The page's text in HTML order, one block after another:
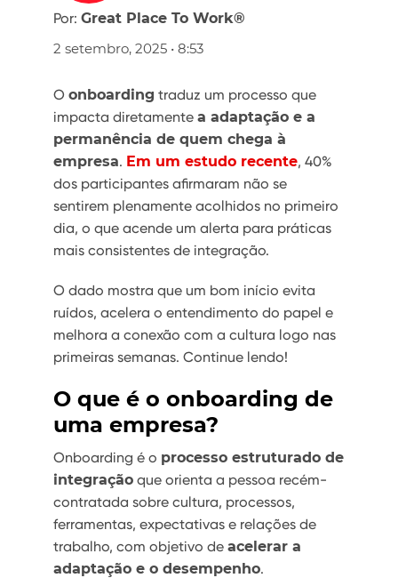
Por: Great Place To Work®
2 setembro, 2025 • 8:53
O onboarding traduz um processo que
impacta diretamente a adaptação e a
permanência de quem chega à
empresa. Em um estudo recente, 40%
dos participantes afirmaram não se
sentirem plenamente acolhidos no primeiro
dia, o que acende um alerta para práticas
mais consistentes de integração.
O dado mostra que um bom início evita
ruídos, acelera o entendimento do papel e
melhora a conexão com a cultura logo nas
primeiras semanas. Continue lendo!
O que é o onboarding de
uma empresa?
Onboarding é o processo estruturado de
integração que orienta a pessoa recém-
contratada sobre cultura, processos,
ferramentas, expectativas e relações de
trabalho, com objetivo de acelerar a
adaptação e o desempenho.